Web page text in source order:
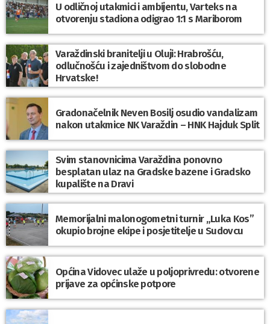
U odličnoj utakmici i ambijentu, Varteks na
otvorenju stadiona odigrao 1:1 s Mariborom
Varaždinski branitelji u Oluji: Hrabrošću,
odlučnošću i zajedništvom do slobodne
Hrvatske!
Gradonačelnik Neven Bosilj osudio vandalizam
nakon utakmice NK Varaždin – HNK Hajduk Split
Svim stanovnicima Varaždina ponovno
besplatan ulaz na Gradske bazene i Gradsko
kupalište na Dravi
Memorijalni malonogometni turnir „Luka Kos”
okupio brojne ekipe i posjetitelje u Sudovcu
Općina Vidovec ulaže u poljoprivredu: otvorene
prijave za općinske potpore